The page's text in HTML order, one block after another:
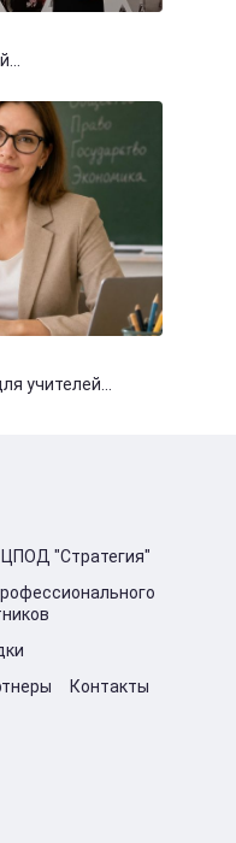
учителей...
ЦПОД "Стратегия"
Контакты